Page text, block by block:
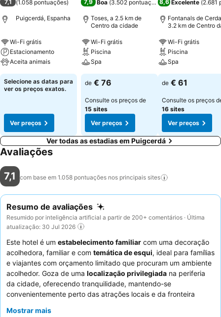
7,1 (1.058 pontuações)
Puigcerdá, Espanha
Wi-Fi grátis
Estacionamento
Aceita animais
Selecione as datas para
ver os preços exatos.
Ver preços
7,9 Boa (3.502 pontuações)
Toses, a 2.5 km de
Centro da cidade
Wi-Fi grátis
Piscina
Spa
de € 76
Consulte os preços de
15 sites
Ver preços
8,6 Excelente (2.681
Fontanals de
3.2 km de Centro
Wi-Fi grátis
Piscina
Spa
de € 61
Consulte os preços
16 sites
Ver preços
Ver todas as estadias em Puigcerdá
Avaliações
7,1 com base em 1.058 pontuações nos principais sites
Resumo de avaliações
Resumido por inteligência artificial a partir de 200+ comentários · Última
atualização: 30 Jul 2026
Este hotel é um estabelecimento familiar com uma decoração
acolhedora, familiar e com temática de esqui, ideal para famílias
e viajantes com orçamento limitado que procuram um ambiente
acolhedor. Goza de uma localização privilegiada na periferia
da cidade, oferecendo tranquilidade, mantendo-se
convenientemente perto das atrações locais e da fronteira
frigorífico e utensílios de cozinha, promovendo uma sensação
Mostrar mais